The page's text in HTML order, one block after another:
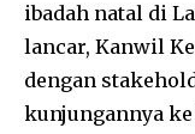
ibadah natal di
lancar, Kanwil
dengan
kunjungannya ke